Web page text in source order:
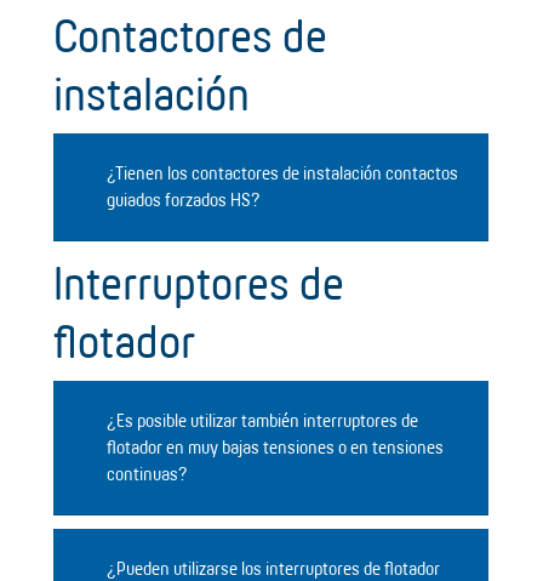
Contactores de
instalación
¿Tienen los contactores de instalación contactos
guiados forzados HS?
Interruptores de
flotador
¿Es posible utilizar también interruptores de
flotador en muy bajas tensiones o en tensiones
continuas?
¿Pueden utilizarse los interruptores de flotador